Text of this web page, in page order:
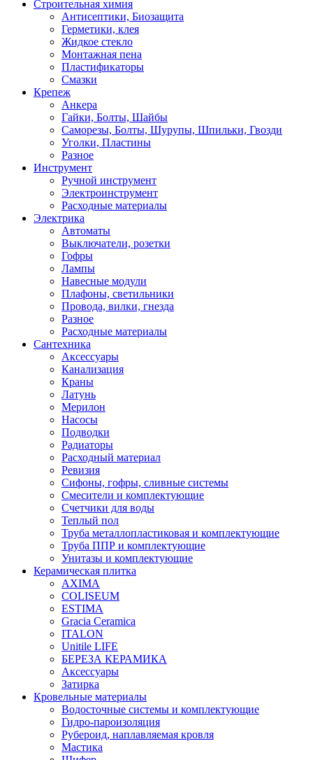
Строительная химия
Антисептики, Биозащита
Герметики, клея
Жидкое стекло
Монтажная пена
Пластификаторы
Смазки
Крепеж
Анкера
Гайки, Болты, Шайбы
Саморезы, Болты, Шурупы, Шпильки, Гвозди
Уголки, Пластины
Разное
Инструмент
Ручной инструмент
Электроинструмент
Расходные материалы
Электрика
Автоматы
Выключатели, розетки
Гофры
Лампы
Навесные модули
Плафоны, светильники
Провода, вилки, гнезда
Разное
Расходные материалы
Сантехника
Аксессуары
Канализация
Краны
Латунь
Мерилон
Насосы
Подводки
Радиаторы
Расходный материал
Ревизия
Сифоны, гофры, сливные системы
Смесители и комплектующие
Счетчики для воды
Теплый пол
Труба металлопластиковая и комплектующие
Труба ППР и комплектующие
Унитазы и комплектующие
Керамическая плитка
AXIMA
COLISEUM
ESTIMA
Gracia Ceramica
ITALON
Unitile LIFE
БЕРЕЗА КЕРАМИКА
Аксессуары
Затирка
Кровельные материалы
Водосточные системы и комплектующие
Гидро-пароизоляция
Рубероид, наплавляемая кровля
Мастика